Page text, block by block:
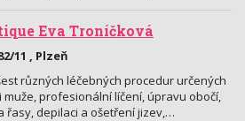
Eva Troníčková
11 , Plzeň
různých léčebných procedur určených
muže, profesionální líčení, úpravu obočí,
řasy, depilaci a ošetření jizev,…